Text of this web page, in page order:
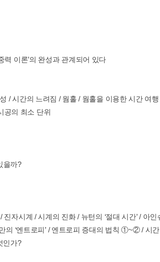
력 이론’의 완성과 관계되어 있다
/ 시간의 느려짐 / 웜홀 / 웜홀을 이용한 시간 여
공의 최소 단위
을까?
진자시계 / 시계의 진화 / 뉴턴의 ‘절대 시간’ / 아
의 ‘엔트로피’ / 엔트로피 증대의 법칙 ①~② / 시
인가?